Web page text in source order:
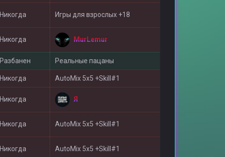
Никогда Игры для взрослыx +18
Никогда MurLemur
Разбанен Реальные пацаны
Никогда AutoMix 5x5 +Skill#1
Никогда Я
Никогда AutoMix 5x5 +Skill#1
Никогда AutoMix 5x5 +Skill#1